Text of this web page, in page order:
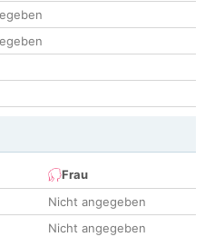
Frau
Nicht angegeben
Nicht angegeben